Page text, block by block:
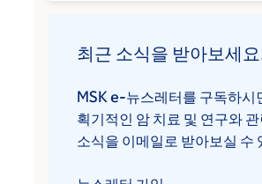
최근 소식을 받아보세
MSK e-뉴스레터를 구독하시
획기적인 암 치료 및 연구와
소식을 이메일로 받아보실 수